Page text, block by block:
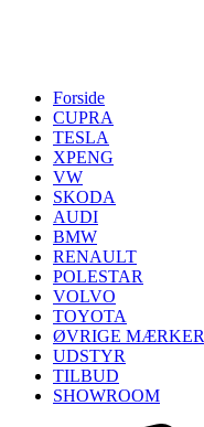
Forside
CUPRA
TESLA
XPENG
VW
SKODA
AUDI
BMW
RENAULT
POLESTAR
VOLVO
TOYOTA
ØVRIGE MÆRKER
UDSTYR
TILBUD
SHOWROOM